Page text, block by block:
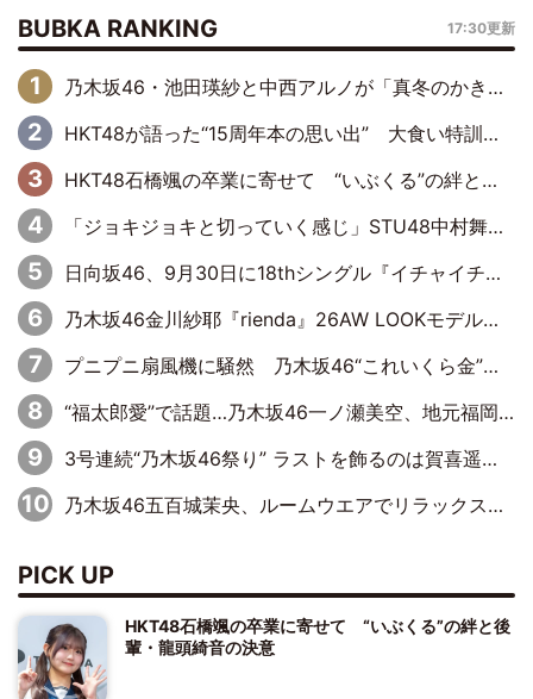
BUBKA RANKING 17:30更新
乃木坂46・池田瑛紗と中西アルノが「真冬のかき氷」騒動で火花散らす！ 因縁の裏にあるのは、逆境をともに“凌”ぐ似た者同士の絆
HKT48が語った“15周年本の思い出” 大食い特訓・守護霊企画・制服グラビア…盛りだくさんの裏話
HKT48石橋颯の卒業に寄せて “いぶくる”の絆と後輩・龍頭綺音の決意
「ジョキジョキと切っていく感じ」STU48中村舞、新しい挑戦は自らの手で
日向坂46、9月30日に18thシングル『イチャイチャ虫』の発売決定！ フォーメーションは『日向坂で会いましょう』にて発表
乃木坂46金川紗耶『rienda』26AW LOOKモデルに就任
プニプニ扇風機に騒然 乃木坂46“これいくら金”延長中は今回もわちゃわちゃ全開
“福太郎愛”で話題…乃木坂46一ノ瀬美空、地元福岡『めんべい25周年トップサポーター』に就任
3号連続“乃木坂46祭り” ラストを飾るのは賀喜遥香…5年ぶりの登場に「5年分大人になった私を見ていただけたら」
乃木坂46五百城茉央、ルームウエアでリラックス「今回のグラビアを見て成長を感じていただけるとうれしい」
PICK UP
HKT48石橋颯の卒業に寄せて “いぶくる”の絆と後
輩・龍頭綺音の決意